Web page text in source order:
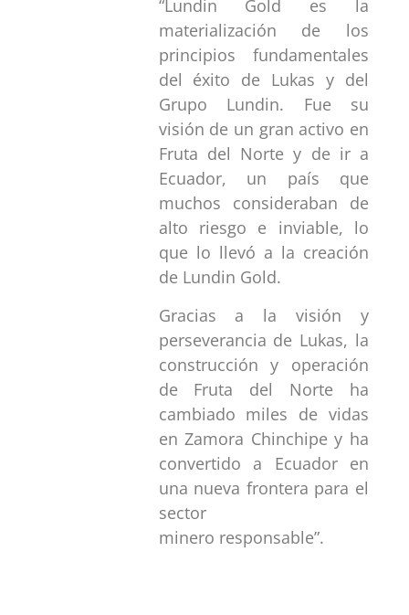
“Lundin Gold es la
materialización de los
principios fundamentales
del éxito de Lukas y del
Grupo Lundin. Fue su
visión de un gran activo en
Fruta del Norte y de ir a
Ecuador, un país que
muchos consideraban de
alto riesgo e inviable, lo
que lo llevó a la creación
de Lundin Gold.
Gracias a la visión y
perseverancia de Lukas, la
construcción y operación
de Fruta del Norte ha
cambiado miles de vidas
en Zamora Chinchipe y ha
convertido a Ecuador en
una nueva frontera para el
sector
minero responsable”.